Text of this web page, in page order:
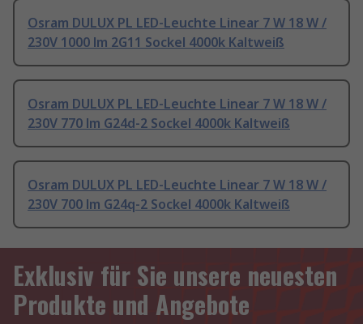
Osram DULUX PL LED-Leuchte Linear 7 W 18 W /
230V 1000 lm 2G11 Sockel 4000k Kaltweiß
Osram DULUX PL LED-Leuchte Linear 7 W 18 W /
230V 770 lm G24d-2 Sockel 4000k Kaltweiß
Osram DULUX PL LED-Leuchte Linear 7 W 18 W /
230V 700 lm G24q-2 Sockel 4000k Kaltweiß
Exklusiv für Sie unsere neuesten
Produkte und Angebote